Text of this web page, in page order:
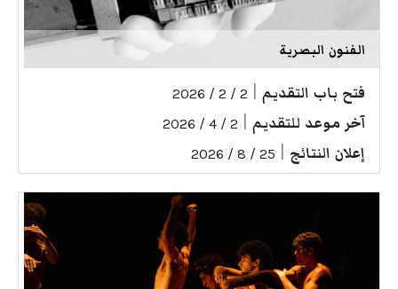
الفنون البصرية
فتح باب التقديم 2 / 2 / 2026
آخر موعد للتقديم 2 / 4 / 2026
إعلان النتائج 25 / 8 / 2026